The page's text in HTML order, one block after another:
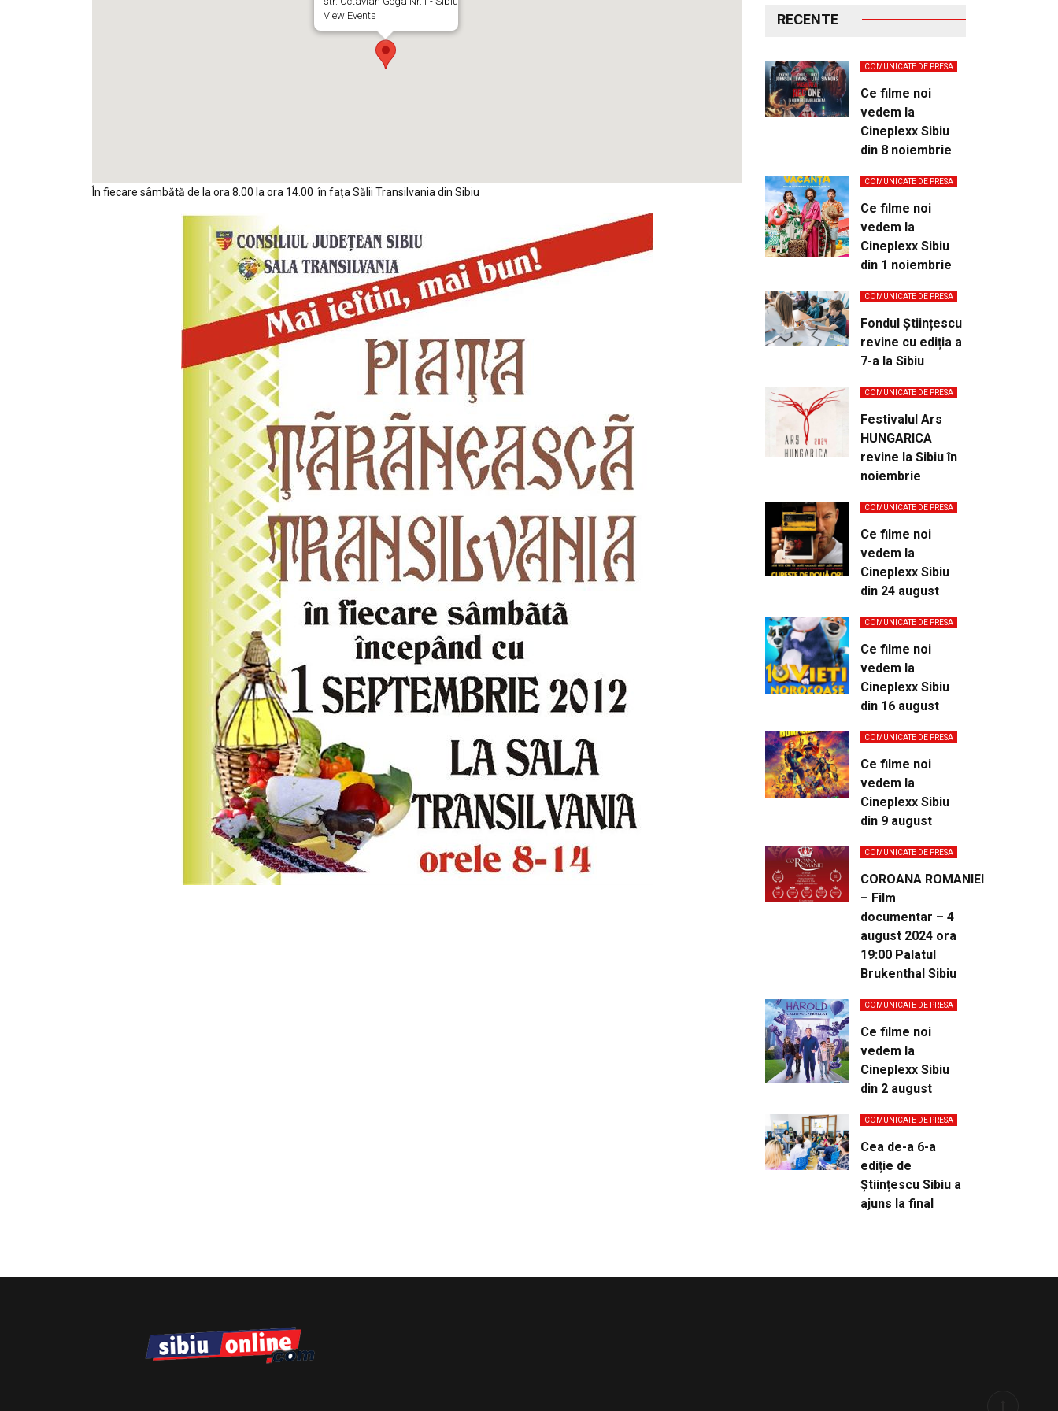
View Events
În fiecare sâmbătă de la ora 8.00 la ora 14.00 în fața Sălii Transilvania din Sibiu
RECENTE
COMUNICATE DE PRESA
Ce filme noi
vedem la
Cineplexx Sibiu
din 8 noiembrie
COMUNICATE DE PRESA
Ce filme noi
vedem la
Cineplexx Sibiu
din 1 noiembrie
COMUNICATE DE PRESA
Fondul Științescu
revine cu ediția a
7-a la Sibiu
COMUNICATE DE PRESA
Festivalul Ars
HUNGARICA
revine la Sibiu în
noiembrie
COMUNICATE DE PRESA
Ce filme noi
vedem la
Cineplexx Sibiu
din 24 august
COMUNICATE DE PRESA
Ce filme noi
vedem la
Cineplexx Sibiu
din 16 august
COMUNICATE DE PRESA
Ce filme noi
vedem la
Cineplexx Sibiu
din 9 august
COMUNICATE DE PRESA
COROANA ROMANIEI
– Film
documentar – 4
august 2024 ora
19:00 Palatul
Brukenthal Sibiu
COMUNICATE DE PRESA
Ce filme noi
vedem la
Cineplexx Sibiu
din 2 august
COMUNICATE DE PRESA
Cea de-a 6-a
ediție de
Științescu Sibiu a
ajuns la final